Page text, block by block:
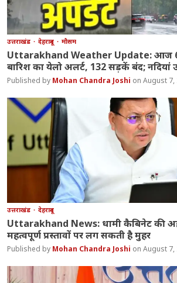
उत्तराखंड देहरादून मौसम
Uttarakhand Weather Update: आज 6
बारिश का येलो अलर्ट, 132 सड़कें बंद; नदियां
Mohan Chandra Joshi August 7,
उत्तराखंड देहरादून
Uttarakhand News: धामी कैबिनेट की
महत्वपूर्ण प्रस्तावों पर लग सकती है मुहर
Mohan Chandra Joshi August 7,